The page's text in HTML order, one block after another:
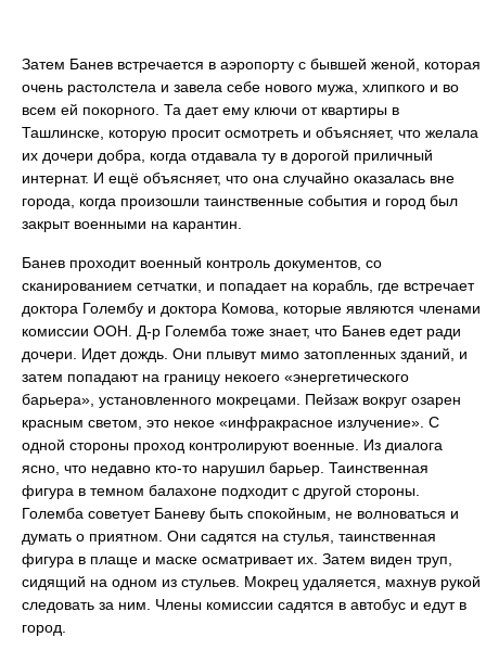
Затем Банев встречается в аэропорту с бывшей женой, которая
очень растолстела и завела себе нового мужа, хлипкого и во
всем ей покорного. Та дает ему ключи от квартиры в
Ташлинске, которую просит осмотреть и объясняет, что желала
их дочери добра, когда отдавала ту в дорогой приличный
интернат. И ещё объясняет, что она случайно оказалась вне
города, когда произошли таинственные события и город был
закрыт военными на карантин.
Банев проходит военный контроль документов, со
сканированием сетчатки, и попадает на корабль, где встречает
доктора Голембу и доктора Комова, которые являются членами
комиссии ООН. Д-р Големба тоже знает, что Банев едет ради
дочери. Идет дождь. Они плывут мимо затопленных зданий, и
затем попадают на границу некоего «энергетического
барьера», установленного мокрецами. Пейзаж вокруг озарен
красным светом, это некое «инфракрасное излучение». С
одной стороны проход контролируют военные. Из диалога
ясно, что недавно кто-то нарушил барьер. Таинственная
фигура в темном балахоне подходит с другой стороны.
Големба советует Баневу быть спокойным, не волноваться и
думать о приятном. Они садятся на стулья, таинственная
фигура в плаще и маске осматривает их. Затем виден труп,
сидящий на одном из стульев. Мокрец удаляется, махнув рукой
следовать за ним. Члены комиссии садятся в автобус и едут в
город.